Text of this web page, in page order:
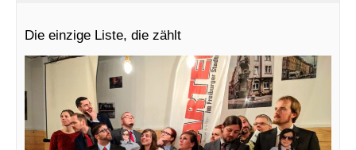
Die einzige Liste, die zählt